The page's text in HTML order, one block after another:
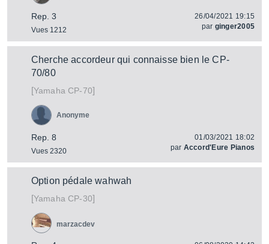
Rep. 3
Vues 1212
26/04/2021 19:15
par ginger2005
Cherche accordeur qui connaisse bien le CP-
70/80
[Yamaha CP-70]
Rep. 8
Vues 2320
Anonyme
01/03/2021 18:02
par Accord'Eure Pianos
Option pédale wahwah
[Yamaha CP-30]
marzacdev